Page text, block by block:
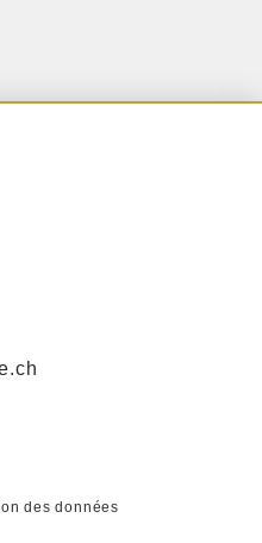
des données